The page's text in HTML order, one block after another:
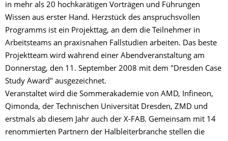
in mehr als 20 hochkarätigen Vorträgen und Führungen
Wissen aus erster Hand. Herzstück des anspruchsvollen
Programms ist ein Projekttag, an dem die Teilnehmer in
Arbeitsteams an praxisnahen Fallstudien arbeiten. Das beste
Projektteam wird während einer Abendveranstaltung am
Donnerstag, den 11. September 2008 mit dem "Dresden Case
Study Award" ausgezeichnet.
Veranstaltet wird die Sommerakademie von AMD, Infineon,
Qimonda, der Technischen Universität Dresden, ZMD und
erstmals ab diesem Jahr auch der X-FAB. Gemeinsam mit 14
renommierten Partnern der Halbleiterbranche stellen die